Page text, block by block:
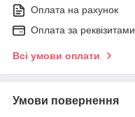
Оплата на рахунок
Оплата за реквізитами
Всі умови оплати
Умови повернення